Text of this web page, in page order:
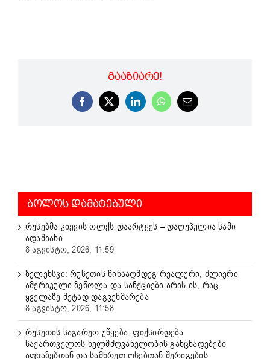
ᲒᲐᲐᲖᲘᲐᲠᲔ!
Facebook
X LinkedInWhatsApp
Email
ᲑᲝᲚᲝᲡ ᲓᲐᲛᲐᲢᲔᲑᲣᲚᲘ
რუსებმა კიევის ოლქს დაარტყეს – დაღუპულია სამი
ადამიანი
8 აგვისტო, 2026, 11:59
ზელენსკი: რუსეთის წინააღმდეგ რეალური, ძლიერი
ამერიკული ზეწოლა და სანქციები არის ის, რაც
ყველაზე მეტად დაგვეხმარება
8 აგვისტო, 2026, 11:58
რუსეთის საგარეო უწყება: ფიქსირდება
საქართველოს ხელმძღვანელობის განცხადებები
აფხაზებთან და სამხრეთ ოსებთან შერიგების